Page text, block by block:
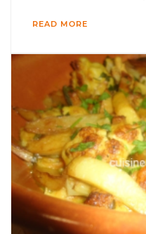
READ MORE